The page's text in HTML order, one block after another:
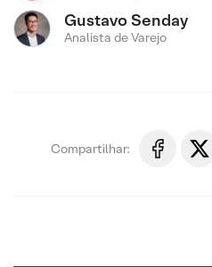
Gustavo Senday
Analista de Varejo
Compartilhar: